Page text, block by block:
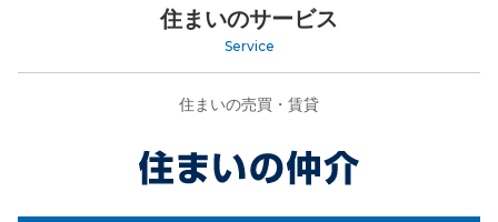
住まいのサービス
Service
住まいの売買・賃貸